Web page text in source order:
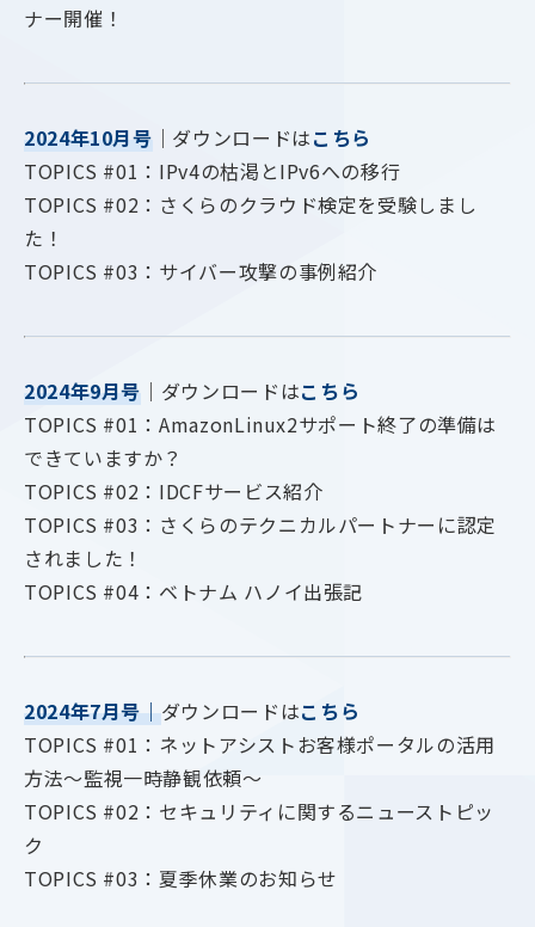
ナー開催！
2024年10月号 ｜ダウンロードはこちら
TOPICS #01：IPv4の枯渇とIPv6への移行
TOPICS #02：さくらのクラウド検定を受験しまし
た！
TOPICS #03：サイバー攻撃の事例紹介
2024年9月号 ｜ダウンロードはこちら
TOPICS #01：AmazonLinux2サポート終了の準備は
できていますか？
TOPICS #02：IDCFサービス紹介
TOPICS #03：さくらのテクニカルパートナーに認定
されました！
TOPICS #04：ベトナム ハノイ出張記
2024年7月号｜ダウンロードはこちら
TOPICS #01：ネットアシストお客様ポータルの活用
方法～監視一時静観依頼～
TOPICS #02：セキュリティに関するニューストピッ
ク
TOPICS #03：夏季休業のお知らせ